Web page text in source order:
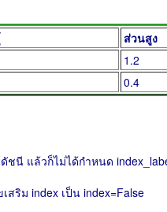
ส่วนสูง
1.2
0.4
นี แล้วก็ไม่ได้กำหนด
สริม index เป็น index=False